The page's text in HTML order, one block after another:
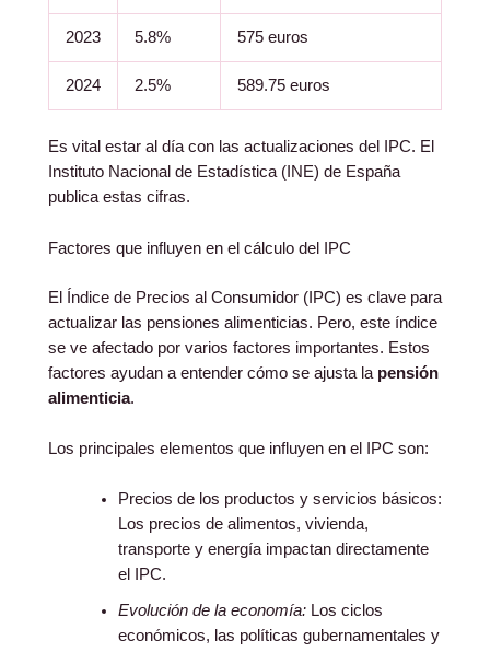
2023 5.8% 575 euros
2024 2.5% 589.75 euros
Es vital estar al día con las actualizaciones del IPC. El
Instituto Nacional de Estadística (INE) de España
publica estas cifras.
Factores que influyen en el cálculo del IPC
El Índice de Precios al Consumidor (IPC) es clave para
actualizar las pensiones alimenticias. Pero, este índice
se ve afectado por varios factores importantes. Estos
factores ayudan a entender cómo se ajusta la pensión
alimenticia.
Los principales elementos que influyen en el IPC son:
Precios de los productos y servicios básicos:
Los precios de alimentos, vivienda,
transporte y energía impactan directamente
el IPC.
Evolución de la economía:Los ciclos
económicos, las políticas gubernamentales y